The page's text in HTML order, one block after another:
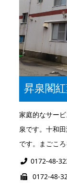
昇泉閣
家庭的なサー
泉です。十和
です。まごこ
0172-48-
0172-48-